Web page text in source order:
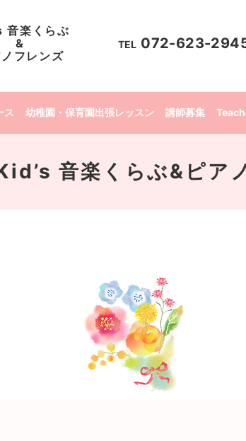
音楽くらぶ
&
ノフレンズ
ス 幼稚園・保育園出張レッスン 講師募集
TEL 072-623-
音楽くらぶ&ピア